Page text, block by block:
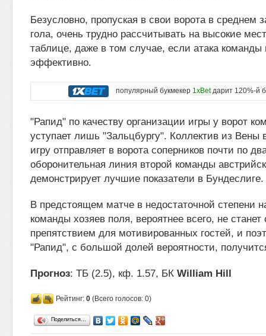
Безусловно, пропуская в свои ворота в среднем
гола, очень трудно рассчитывать на высокие
таблице, даже в том случае, если атака команды
эффективно.
популярный букмекер 1xBetдарит 120%-й
"Рапид" по качеству организации игры у ворот
уступает лишь "Зальцбургу". Коллектив из Вены
игру отправляет в ворота соперников почти по
оборонительная линия второй команды
демонстрирует лучшие показатели в Бундеслиге.
В предстоящем матче в недостаточной степени
команды хозяев поля, вероятнее всего, не
препятствием для мотивированных гостей, и
"Рапид", с большой долей вероятности,
Прогноз: ТБ (2.5), кф. 1.57, БК William Hill
Рейтинг: 0 (Всего голосов: 0)
Поделиться…